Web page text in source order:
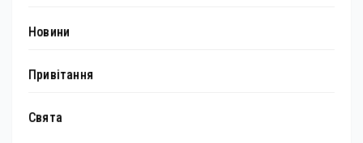
Новини
Привітання
Свята